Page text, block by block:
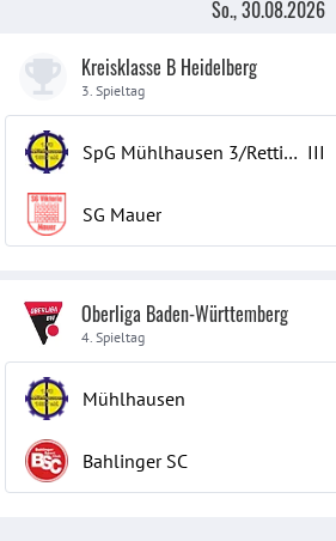
So., 30.08.2026
Kreisklasse B Heidelberg
3. Spieltag
SpG Mühlhausen 3/Rettigheim 3 III
SG Mauer
Oberliga Baden-Württemberg
4. Spieltag
Mühlhausen
Bahlinger SC